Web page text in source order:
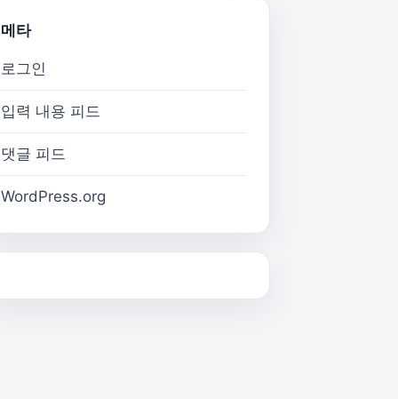
메타
로그인
입력 내용 피드
댓글 피드
WordPress.org